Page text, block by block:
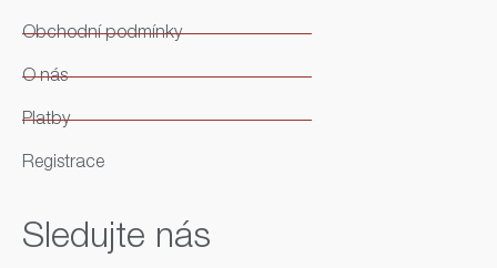
Obchodní podmínky
O nás
Platby
Registrace
Sledujte nás